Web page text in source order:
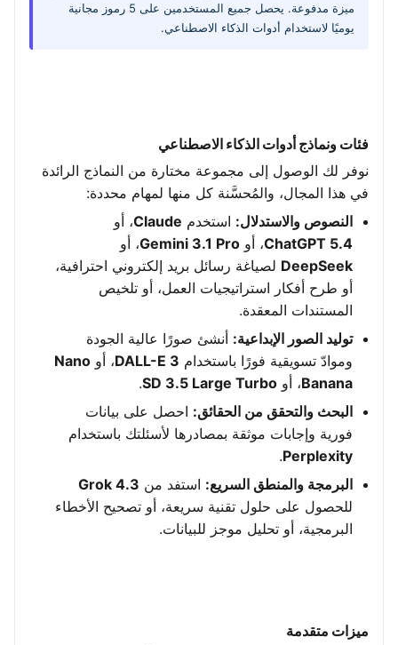
ميزة مدفوعة. يحصل جميع المستخدمين على 5 رموز مجانية
يوميًا لاستخدام أدوات الذكاء الاصطناعي.
فئات ونماذج أدوات الذكاء الاصطناعي
نوفر لك الوصول إلى مجموعة مختارة من النماذج الرائدة
في هذا المجال، والمُحسَّنة كل منها لمهام محددة:
النصوص والاستدلال: استخدم Claude، أو
ChatGPT 5.4، أو Gemini 3.1 Pro، أو
DeepSeek لصياغة رسائل بريد إلكتروني احترافية،
أو طرح أفكار استراتيجيات العمل، أو تلخيص
المستندات المعقدة.
توليد الصور الإبداعية: أنشئ صورًا عالية الجودة
وموادّ تسويقية فورًا باستخدام DALL-E 3، أو Nano
Banana، أو SD 3.5 Large Turbo
.
البحث والتحقق من الحقائق: احصل على بيانات
فورية وإجابات موثقة بمصادرها لأسئلتك باستخدام
Perplexity
.
البرمجة والمنطق السريع: استفد من Grok 4.3
للحصول على حلول تقنية سريعة، أو تصحيح الأخطاء
البرمجية، أو تحليل موجز للبيانات.
ميزات متقدمة